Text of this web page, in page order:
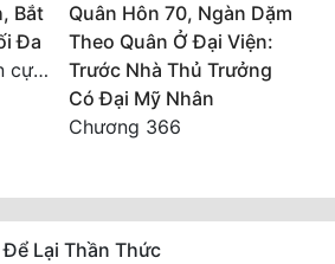
Bắt
Đa
Chương 20: Vạn cân cự lực
Quân Hôn 70, Ngàn Dặm
Theo Quân Ở Đại Viện:
Trước Nhà Thủ Trưởng
Có Đại Mỹ Nhân
Chương 366
Lại Thần Thức